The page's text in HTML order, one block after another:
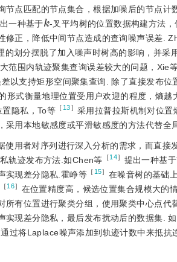
点匹配的节点集合，根据加噪后的节点计
一种基于
k
-叉平均树的位置数据构建方法，
修正，降低中间节点造成的查询噪声误差.
划分摆脱了加入噪声时树高的影响，并采
范围内轨迹聚集查询误差较大的问题，Xie
以支持矩形空间聚集查询. 除了直接发布位
式衡量地理位置受用户欢迎的程度，熵越
隐私，To等 ［ 13］ 采用拉普拉斯机制对位置
用本地敏感度或平滑敏感度的方法代替全
用者对序列进行深入分析的需求，而直接
轨迹发布方法.如Chen等 ［14］ 提出一种基
实现差分隐私.霍峥等 ［ 15］ 在噪音树的基础
［16］ 在位置精度高，候选位置集合规模大的
有位置进行聚类分组，使用聚类中心点代
实现差分隐私，最后发布扰动后的数据集.
将Laplace噪声添加到轨迹计数中来抵抗